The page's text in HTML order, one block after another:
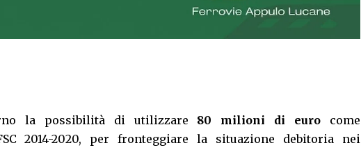
la possibilità di utilizzare 80 milioni di eurocome
2014-2020, per fronteggiare la situazione debitoria nei